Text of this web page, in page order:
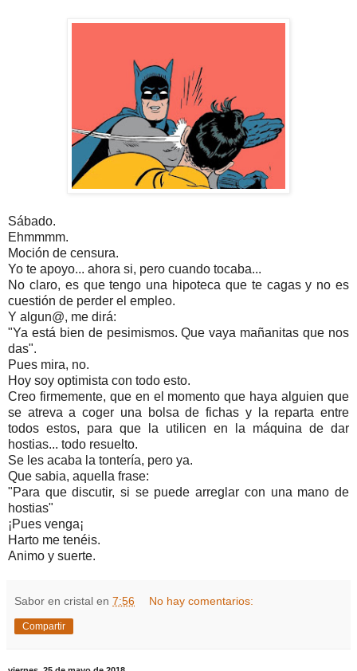
Sábado.
Ehmmmm.
Moción de censura.
Yo te apoyo... ahora si, pero cuando tocaba...
No claro, es que tengo una hipoteca que te cagas y no es
cuestión de perder el empleo.
Y algun@, me dirá:
"Ya está bien de pesimismos. Que vaya mañanitas que nos
das".
Pues mira, no.
Hoy soy optimista con todo esto.
Creo firmemente, que en el momento que haya alguien que
se atreva a coger una bolsa de fichas y la reparta entre
todos estos, para que la utilicen en la máquina de dar
hostias... todo resuelto.
Se les acaba la tontería, pero ya.
Que sabia, aquella frase:
"Para que discutir, si se puede arreglar con una mano de
hostias"
¡Pues venga¡
Harto me tenéis.
Animo y suerte.
Sabor en cristal en 7:56 No hay comentarios:
Compartir